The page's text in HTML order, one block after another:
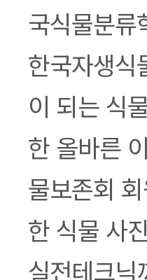
국식물분
한국자생
이 되는 식
한 올바른
물보존회
한 식물 사
실전테크